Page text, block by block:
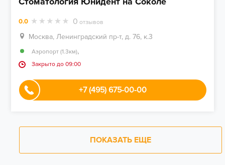
0.0 0 отзывов
Москва, Ленинградский пр-т, д. 76, к.3
Аэропорт (1.3км),
Закрыто до 09:00
+7 (495) 675-00-00
ПОКАЗАТЬ ЕЩЕ